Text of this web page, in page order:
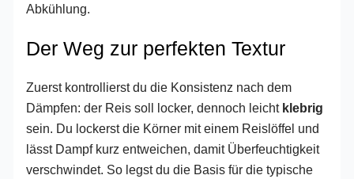
Abkühlung.
Der Weg zur perfekten Textur
Zuerst kontrollierst du die Konsistenz nach dem
Dämpfen: der Reis soll locker, dennoch leicht klebrig
sein. Du lockerst die Körner mit einem Reislöffel und
lässt Dampf kurz entweichen, damit Überfeuchtigkeit
verschwindet. So legst du die Basis für die typische